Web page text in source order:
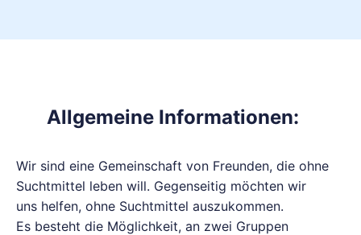
Allgemeine Informationen:
Wir sind eine Gemeinschaft von Freunden, die ohne
Suchtmittel leben will. Gegenseitig möchten wir
uns helfen, ohne Suchtmittel auszukommen.
Es besteht die Möglichkeit, an zwei Gruppen